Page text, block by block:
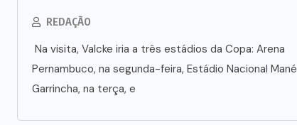
REDAÇÃO
Na visita, Valcke iria a três estádios da Copa: Arena
Pernambuco, na segunda-feira, Estádio Nacional Mané
Garrincha, na terça, e